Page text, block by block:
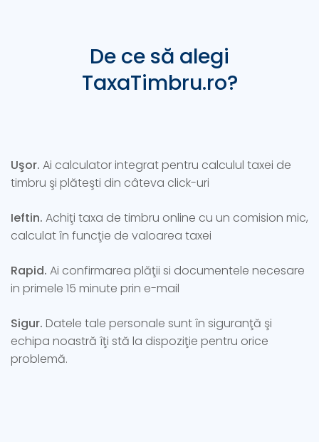
De ce să alegi
TaxaTimbru.ro?
Uşor. Ai calculator integrat pentru calculul taxei de
timbru şi plăteşti din câteva click-uri
Ieftin. Achiţi taxa de timbru online cu un comision mic,
calculat în funcţie de valoarea taxei
Rapid. Ai confirmarea plăţii si documentele necesare
in primele 15 minute prin e-mail
Sigur. Datele tale personale sunt în siguranţă şi
echipa noastră îţi stă la dispoziţie pentru orice
problemă.